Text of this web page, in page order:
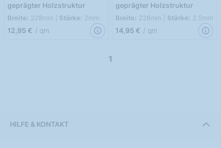
geprägter Holzstruktur
Breite: 228mm | Stärke: 2mm
12,95 € / qm
geprägter Holzstruktur
Breite: 228mm | Stärke: 2.5mm
14,95 € / qm
1
HILFE & KONTAKT